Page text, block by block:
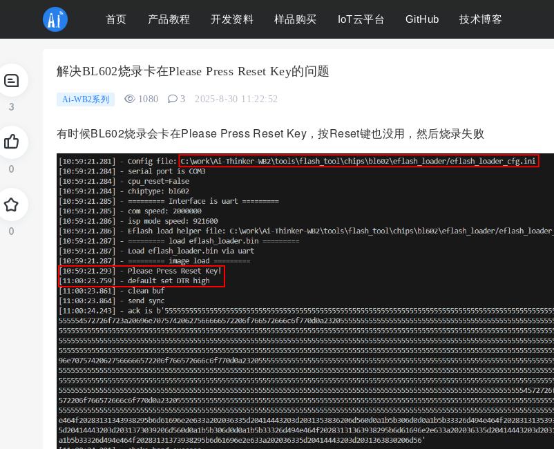
首页 产品教程 开发资料 样品购买 IoT云平台 GitHub 技术博客
3
0
0
解决BL602烧录卡在Please Press Reset Key的问题
Ai-WB2系列 1080 3 2025-8-30 11:22:52
有时候BL602烧录会卡在Please Press Reset Key，按Reset键也没用，然后烧录失败